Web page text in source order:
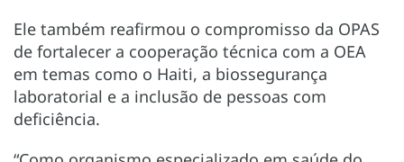
Ele também reafirmou o compromisso da OPAS
de fortalecer a cooperação técnica com a OEA
em temas como o Haiti, a biossegurança
laboratorial e a inclusão de pessoas com
deficiência.